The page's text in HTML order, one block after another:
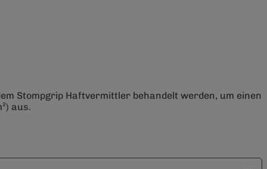
Stompgrip Haftvermittler behandelt werden, um einen
aus.